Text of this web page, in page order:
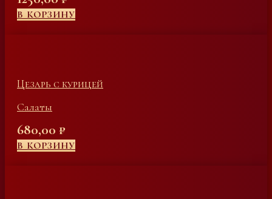
В КОРЗИНУ
Цезарь с курицей
Салаты
680,00 ₽
В КОРЗИНУ